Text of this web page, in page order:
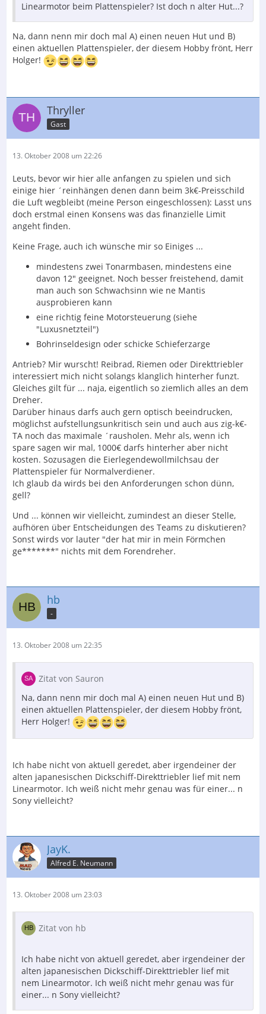
Linearmotor beim Plattenspieler? Ist doch n alter Hut...?
Na, dann nenn mir doch mal A) einen neuen Hut und B)
einen aktuellen Plattenspieler, der diesem Hobby frönt, Herr
Holger!
Thryller
Gast
13. Oktober 2008 um 22:26
Leuts, bevor wir hier alle anfangen zu spielen und sich
einige hier ´reinhängen denen dann beim 3k€-Preisschild
die Luft wegbleibt (meine Person eingeschlossen): Lasst uns
doch erstmal einen Konsens was das finanzielle Limit
angeht finden.
Keine Frage, auch ich wünsche mir so Einiges ...
mindestens zwei Tonarmbasen, mindestens eine
davon 12" geeignet. Noch besser freistehend, damit
man auch son Schwachsinn wie ne Mantis
ausprobieren kann
eine richtig feine Motorsteuerung (siehe
"Luxusnetzteil")
Bohrinseldesign oder schicke Schieferzarge
Antrieb? Mir wurscht! Reibrad, Riemen oder Direkttriebler
interessiert mich nicht solangs klanglich hinterher funzt.
Gleiches gilt für ... naja, eigentlich so ziemlich alles an dem
Dreher.
Darüber hinaus darfs auch gern optisch beeindrucken,
möglichst aufstellungsunkritisch sein und auch aus zig-k€-
TA noch das maximale ´rausholen. Mehr als, wenn ich
spare sagen wir mal, 1000€ darfs hinterher aber nicht
kosten. Sozusagen die Eierlegendewollmilchsau der
Plattenspieler für Normalverdiener.
Ich glaub da wirds bei den Anforderungen schon dünn,
gell?
Und ... können wir vielleicht, zumindest an dieser Stelle,
aufhören über Entscheidungen des Teams zu diskutieren?
Sonst wirds vor lauter "der hat mir in mein Förmchen
ge*******" nichts mit dem Forendreher.
hb
-
13. Oktober 2008 um 22:35
Zitat von Sauron
Na, dann nenn mir doch mal A) einen neuen Hut und B)
einen aktuellen Plattenspieler, der diesem Hobby frönt,
Herr Holger!
Ich habe nicht von aktuell geredet, aber irgendeiner der
alten japanesischen Dickschiff-Direkttriebler lief mit nem
Linearmotor. Ich weiß nicht mehr genau was für einer... n
Sony vielleicht?
JayK.
Alfred E. Neumann
13. Oktober 2008 um 23:03
Zitat von hb
Ich habe nicht von aktuell geredet, aber irgendeiner der
alten japanesischen Dickschiff-Direkttriebler lief mit
nem Linearmotor. Ich weiß nicht mehr genau was für
einer... n Sony vielleicht?